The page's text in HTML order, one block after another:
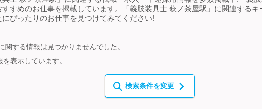
すめのお仕事を掲載しています。「義肢装具士 萩ノ茶屋駅」に関連する
ぴったりのお仕事を見つけてみてください!
関する情報は見つかりませんでした。
表示しています。
検索条件を変更